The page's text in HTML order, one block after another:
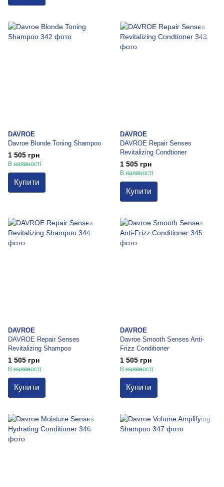
DAVROE
Davroe Blonde Toning Shampoo
1 505 грн
В наявності
Купити
DAVROE
DAVROE Repair Senses
Revitalizing Condtioner
1 505 грн
В наявності
Купити
DAVROE
DAVROE Repair Senses
Revitalizing Shampoo
1 505 грн
В наявності
Купити
DAVROE
Davroe Smooth Senses Anti-
Frizz Conditioner
1 505 грн
В наявності
Купити